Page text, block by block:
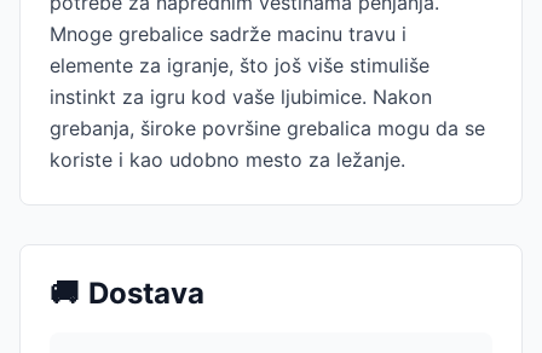
Mnoge grebalice sadrže macinu travu i
elemente za igranje, što još više stimuliše
instinkt za igru kod vaše ljubimice. Nakon
grebanja, široke površine grebalica mogu da se
koriste i kao udobno mesto za ležanje.
🚚 Dostava